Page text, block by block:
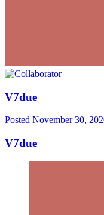
V7due
Posted November 30,
V7due